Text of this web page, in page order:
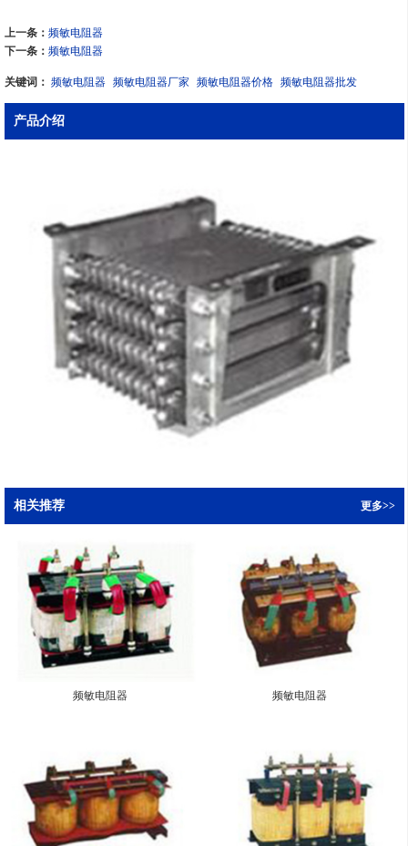
上一条： 频敏电阻器
下一条： 频敏电阻器
关键词： 频敏电阻器 频敏电阻器厂家 频敏电阻器价格 频敏电阻器批发
产品介绍
相关推荐 更多>>
频敏电阻器 频敏电阻器